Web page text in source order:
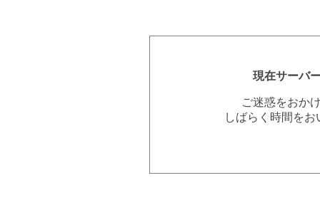
現在サーバ
ご迷惑をおか
しばらく時間を